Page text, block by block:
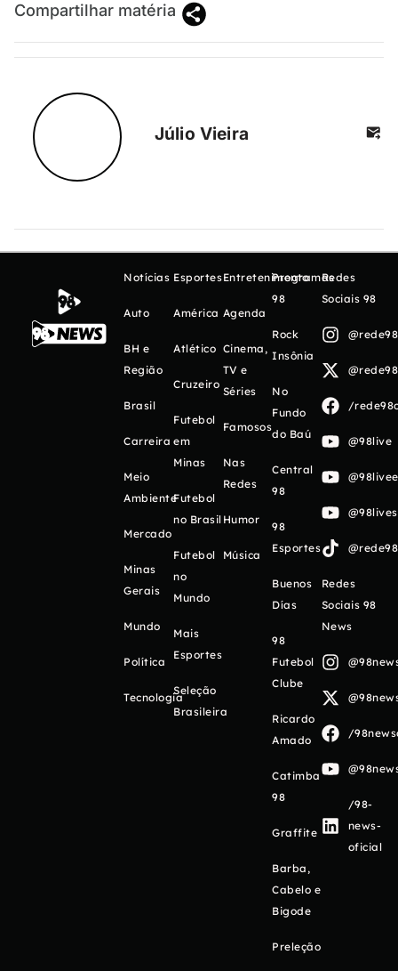
Compartilhar matéria
Júlio Vieira
Notícias
Auto
BH e
Região
Brasil
Carreira
Meio
Ambiente
Mercado
Minas
Gerais
Mundo
Política
Tecnologia
Esportes
América
Atlético
Cruzeiro
Futebol
em
Minas
Futebol
no Brasil
Futebol
no
Mundo
Mais
Esportes
Seleção
Brasileira
Entretenimento
Agenda
Cinema,
TV e
Séries
Famosos
Nas
Redes
Humor
Música
Programas
98
Rock
Insônia
No
Fundo
do Baú
Central
98
98
Esportes
Buenos
Días
98
Futebol
Clube
Ricardo
Amado
Catimba
98
Graffite
Barba,
Cabelo e
Bigode
Preleção
Redes
Sociais 98
/
@98live
Redes
Sociais 98
News
/
/98-
news-
oficial